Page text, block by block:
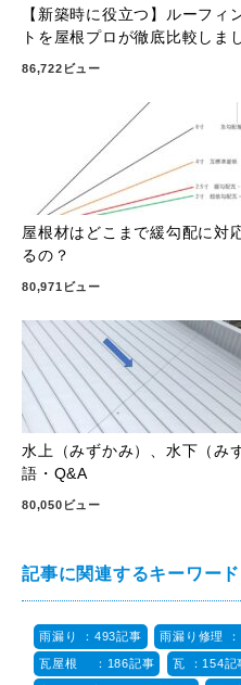
【新築時に役立つ】ルーフィ
トを屋根プロが徹底比較しま
86,722ビュー
屋根材はどこまで緩勾配に
るの？
80,971ビュー
水上（みずかみ）、水下（
語・Q&A
80,050ビュー
記事に関連するキーワード
雨漏り ：493記事 雨漏り修理
瓦屋根 ：186記事 瓦 ：154記